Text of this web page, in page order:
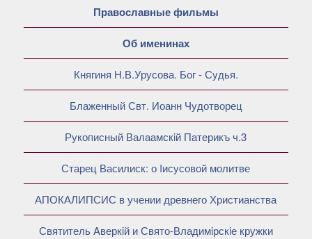
Православные фильмы
Об именинах
Княгиня Н.В.Урусова. Бог - Судья.
Блаженный Свт. Иоанн Чудотворец
Рукописный Валаамскiй Патерикъ ч.3
Старец Василиск: о Iисусовой молитве
АПОКАЛИПСИС в учении древнего Христианства
Святитель Aверкiй и Свято-Владимiрскiе кружки